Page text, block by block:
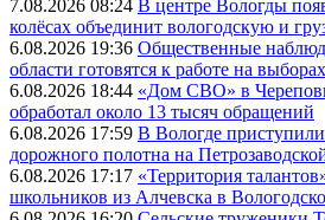
7.08.2026 08:24 В центре Вологды
колёсах объединит вологодскую и
6.08.2026 19:36 Общественные
области готовятся к работе на выборах
6.08.2026 18:44 «Дом СВО» в
обработал около 13 тысяч обращений
6.08.2026 17:59 В Вологде
дорожного полотна на
6.08.2026 17:17 «Территория
школьников из Алчевска в